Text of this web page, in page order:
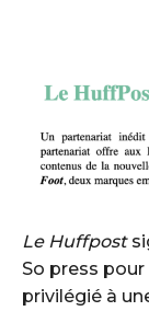
Le Huffpost
So press
privilégié à